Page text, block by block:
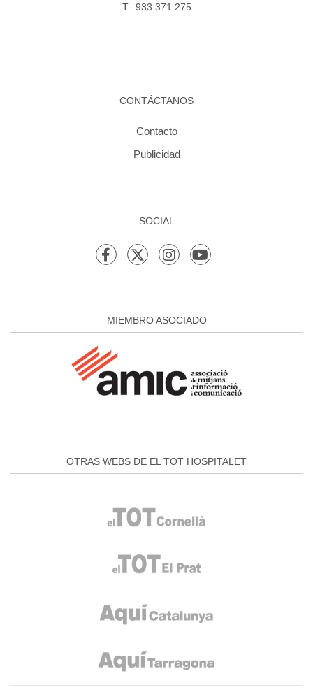
T.: 933 371 275
CONTÁCTANOS
Contacto
Publicidad
SOCIAL
MIEMBRO ASOCIADO
OTRAS WEBS DE EL TOT HOSPITALET